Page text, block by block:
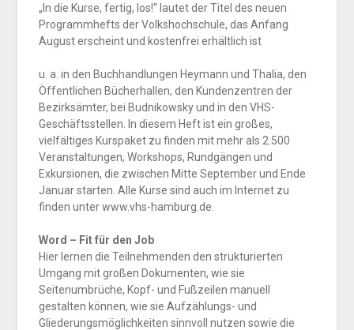
„In die Kurse, fertig, los!“ lautet der Titel des neuen
Programmhefts der Volkshochschule, das Anfang
August erscheint und kostenfrei erhältlich ist
u. a. in den Buchhandlungen Heymann und Thalia, den
Öffentlichen Bücherhallen, den Kundenzentren der
Bezirksämter, bei Budnikowsky und in den VHS-
Geschäftsstellen. In diesem Heft ist ein großes,
vielfältiges Kurspaket zu finden mit mehr als 2.500
Veranstaltungen, Workshops, Rundgängen und
Exkursionen, die zwischen Mitte September und Ende
Januar starten. Alle Kurse sind auch im Internet zu
finden unter www.vhs-hamburg.de.
Word – Fit für den Job
Hier lernen die Teilnehmenden den strukturierten
Umgang mit großen Dokumenten, wie sie
Seitenumbrüche, Kopf- und Fußzeilen manuell
gestalten können, wie sie Aufzählungs- und
Gliederungsmöglichkeiten sinnvoll nutzen sowie die